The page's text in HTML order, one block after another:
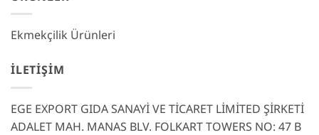
Ekmekçilik Ürünleri
İLETIŞIM
EGE EXPORT GIDA SANAYİ VE TİCARET LİMİTED ŞİRKETİ
ADALET MAH. MANAS BLV. FOLKART TOWERS NO: 47 B